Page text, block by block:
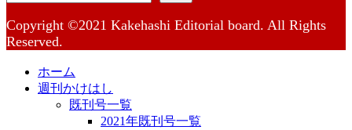
Copyright ©2021 Kakehashi Editorial board. All Rights
Reserved.
ホーム
週刊かけはし
既刊号一覧
2021年既刊号一覧